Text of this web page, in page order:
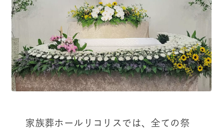
家族葬ホールリコリスでは、全ての祭